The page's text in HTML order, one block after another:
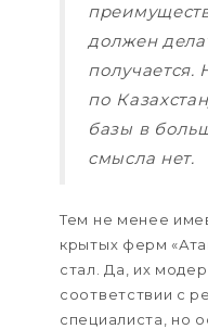
должен
получается.
по
базы в
смысла нет.
Тем не менее
крытых ферм
стал. Да, их
соответствии с
специалиста, но